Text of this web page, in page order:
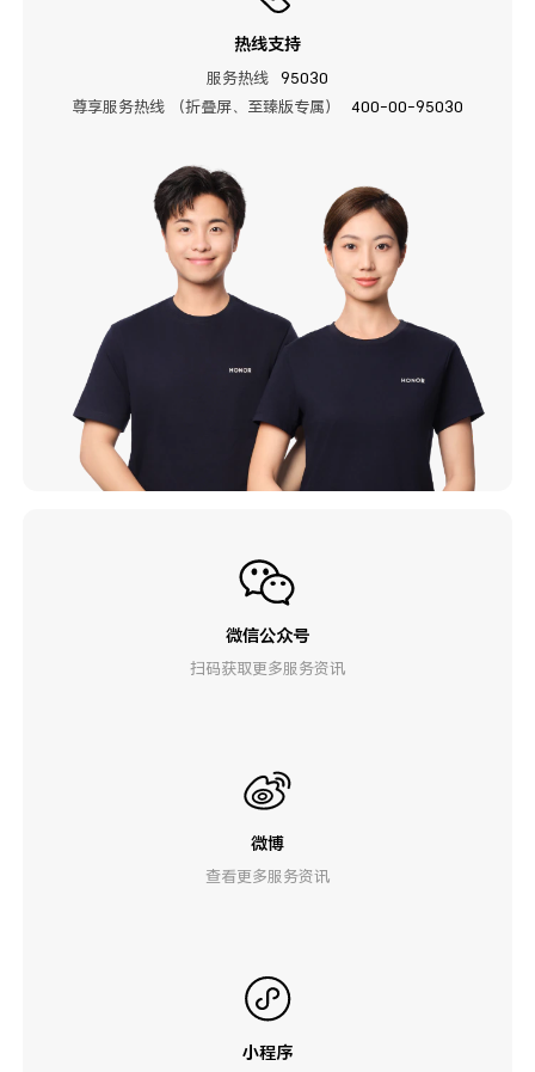
热线支持
服务热线
95030
尊享服务热线 （折叠屏、至臻版专属）
400-00-95030
微信公众号
扫码获取更多服务资讯
微博
查看更多服务资讯
小程序